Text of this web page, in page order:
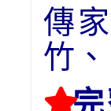
傳
竹
完